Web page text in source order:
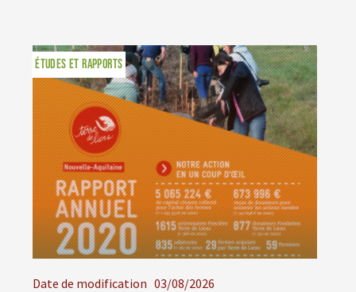
Date de modification 03/08/2026
ÉTUDES ET RAPPORTS